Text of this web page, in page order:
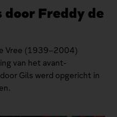
Freddy de
Vree (1939–2004)
van het avant-
Gils werd opgericht in